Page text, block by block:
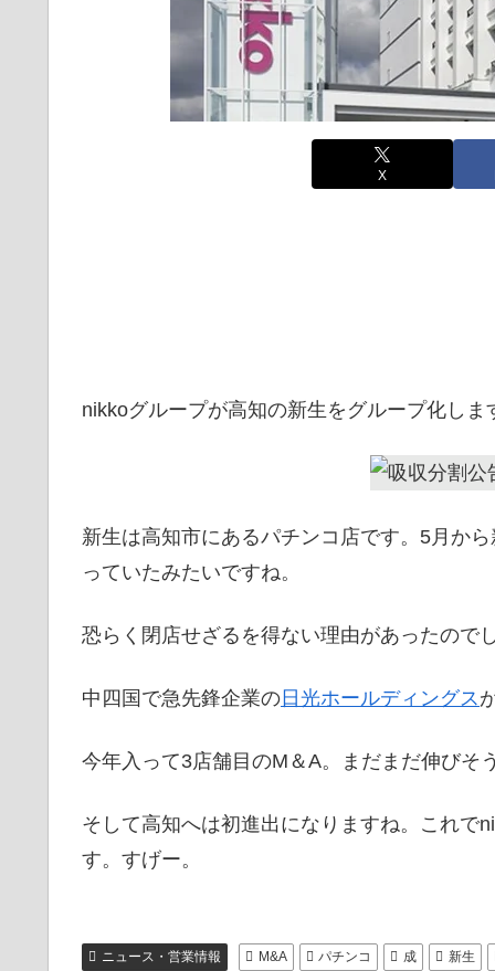
X
nikkoグループが高知の新生をグループ化しま
新生は高知市にあるパチンコ店です。5月か
っていたみたいですね。
恐らく閉店せざるを得ない理由があったので
中四国で急先鋒企業の日光ホールディングス
今年入って3店舗目のM＆A。まだまだ伸びそ
そして高知へは初進出になりますね。これで
す。すげー。
ニュース・営業情報 M&A パチンコ 成 新生